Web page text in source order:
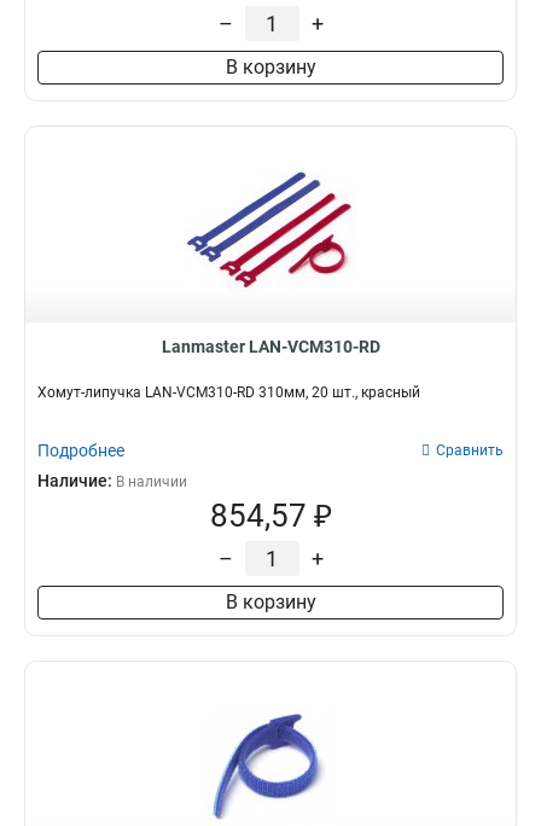
– +
В корзину
Lanmaster LAN-VCM310-RD
Хомут-липучка LAN-VCM310-RD 310мм, 20 шт., красный
Подробнее Сравнить
Наличие: В наличии
854,57 ₽
– +
В корзину